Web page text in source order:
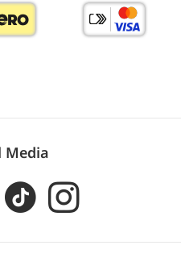
Media